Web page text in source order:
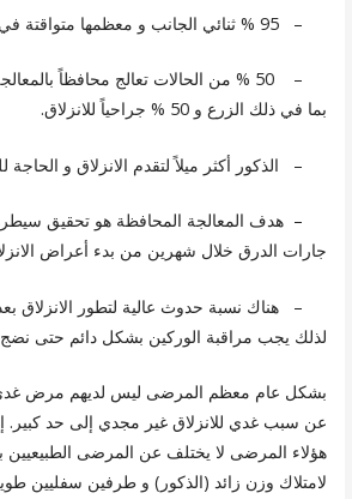
– 95 % ثنائي الجانب و معظمها متواقتة في الوركين عند الحدوث.
– 50 % من الحالات تعالج محافظاً
بما في ذلك الزرع و 50 % جراحياً للانزلاق.
– الذكور أكثر ميلاً لتقدم الانزلاق و الحاجة
– هدف المعالجة المحافظة هو تحقيق
جارات الدرق خلال شهرين من بدء أعراض
– هناك نسبة حدوث عالية لتطور الانزلاق بعد
لذلك يجب مراقبة الوركين بشكل دائم حتى
بشكل عام معظم المرضى ليس لديهم مرض غدي
عن سبب غدي للانزلاق غير مجدي إلى حد كبير.
هؤلاء المرضى لا يختلف عن المرضى الطبيعيين
لامتلاك وزن زائد (الذكور) و طرفين سفليين